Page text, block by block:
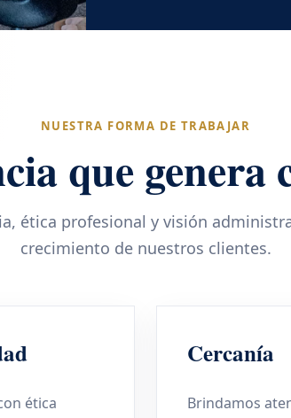
NUESTRA FORMA DE TRABAJAR
que genera
ética profesional y visión
crecimiento de nuestros clientes.
ética
Cercanía
Brindamos